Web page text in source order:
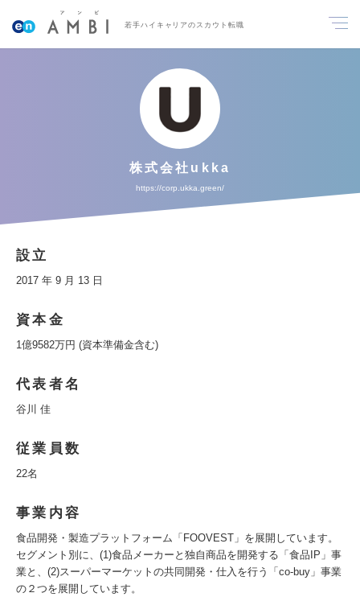
若手ハイキャリアのスカウト転職
株式会社ukka
https://corp.ukka.green/
設立
2017 年 9 月 13 日
資本金
1億9582万円 (資本準備金含む)
代表者名
谷川 佳
従業員数
22名
事業内容
食品開発・製造プラットフォーム「FOOVEST」を展開しています。
セグメント別に、(1)食品メーカーと独自商品を開発する「食品IP」事
業と、(2)スーパーマーケットの共同開発・仕入を行う「co-buy」事業
の２つを展開しています。